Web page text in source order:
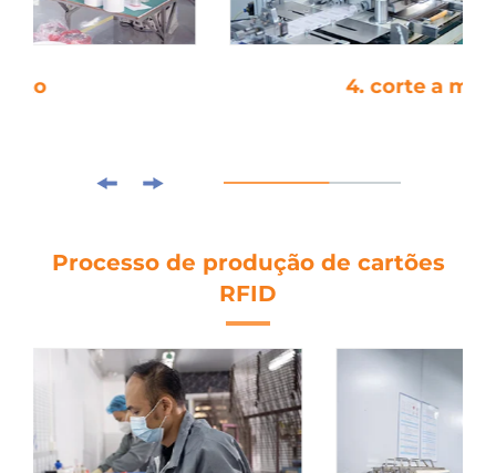
4. corte a moagem
Processo de produção de cartões
RFID